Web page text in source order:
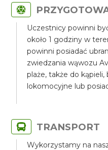
Uczestnicy powinni
około 1 godziny w
powinni posiadać
zwiedzania wąwozu
plaże, także do
lokomocyjne lub
TRANSPORT
Wykorzystamy na